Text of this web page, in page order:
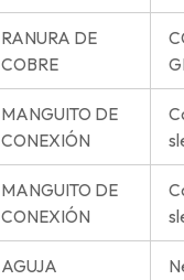
RANURA DE
COBRE
MANGUITO DE
CONEXIÓN
MANGUITO DE
CONEXIÓN
AGUJA